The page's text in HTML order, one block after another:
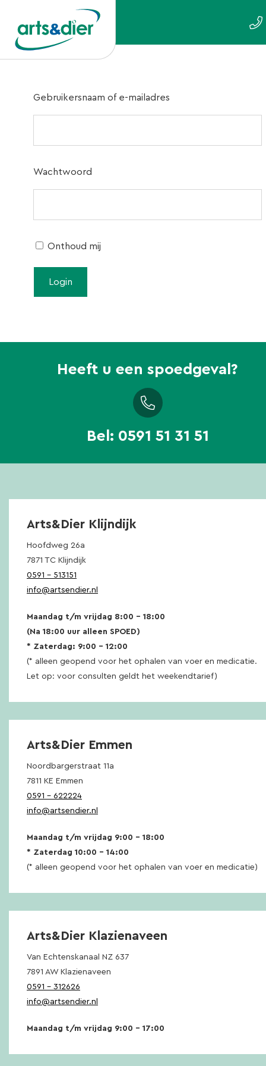
Gebruikersnaam of e-mailadres
Wachtwoord
Onthoud mij
Heeft u een spoedgeval?
Bel: 0591 51 31 51
Arts&Dier Klijndijk
Hoofdweg 26a
7871 TC Klijndijk
0591 – 513151
info@artsendier.nl
Maandag t/m vrijdag 8:00 – 18:00
(Na 18:00 uur alleen SPOED)
* Zaterdag: 9:00 – 12:00
(* alleen geopend voor het ophalen van voer en medicatie.
Let op: voor consulten geldt het weekendtarief)
Arts&Dier Emmen
Noordbargerstraat 11a
7811 KE Emmen
0591 – 622224
info@artsendier.nl
Maandag t/m vrijdag 9:00 – 18:00
* Zaterdag 10:00 – 14:00
(* alleen geopend voor het ophalen van voer en medicatie)
Arts&Dier Klazienaveen
Van Echtenskanaal NZ 637
7891 AW Klazienaveen
0591 – 312626
info@artsendier.nl
Maandag t/m vrijdag 9:00 – 17:00